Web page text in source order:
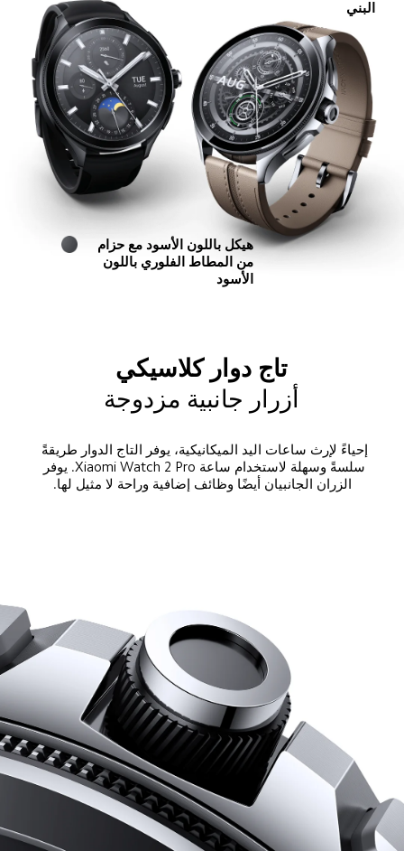
البني
هيكل باللون الأسود مع حزام
من المطاط الفلوري باللون
الأسود
تاج دوار كلاسيكي
أزرار جانبية مزدوجة
إحياءً لإرث ساعات اليد الميكانيكية، يوفر التاج الدوار طريقةً
سلسةً وسهلة لاستخدام ساعة Xiaomi Watch 2 Pro. يوفر
الزران الجانبيان أيضًا وظائف إضافية وراحة لا مثيل لها.